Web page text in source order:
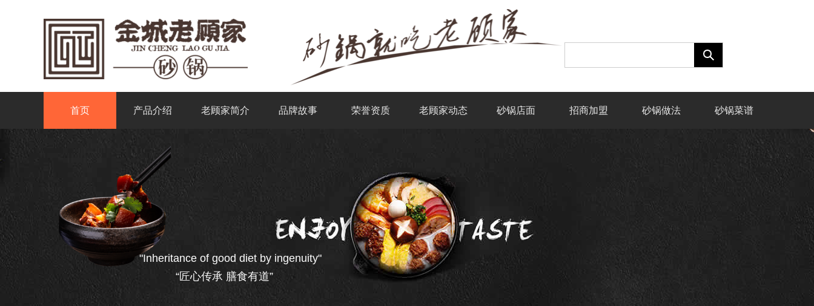
首页 产品介绍 老顾家简介 品牌故事 荣誉资质 老顾家动态 砂锅店面 招商加盟 砂锅做法 砂锅菜谱
"Inheritance of good diet by ingenuity"
“匠心传承 膳食有道”